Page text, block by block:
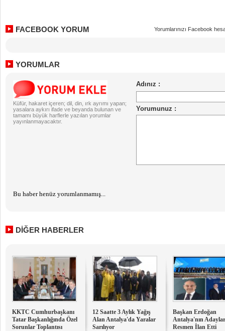
FACEBOOK YORUM Yorumlarınızı Facebook
YORUMLAR
Küfür, hakaret içeren; dil, din, ırk ayrımı yapan;
yasalara aykırı ifade ve beyanda bulunan ve
tamamı büyük harflerle yazılan yorumlar
yayınlanmayacaktır.
Bu haber henüz yorumlanmamış...
DİĞER HABERLER
KKTC Cumhurbaşkanı
Tatar Başkanlığında Özel
Sorunlar Toplantısı
12 Saatte 3 Aylık Yağış
Alan Antalya'da Yaralar
Sarılıyor
Başkan Erdoğan
Antalya'nın
Resmen İlan Etti